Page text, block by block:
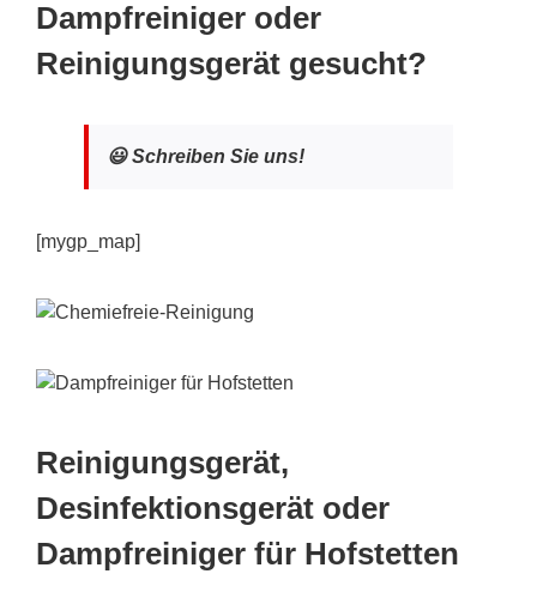
Dampfreiniger oder
Reinigungsgerät gesucht?
😃 Schreiben Sie uns!
[mygp_map]
Reinigungsgerät,
Desinfektionsgerät oder
Dampfreiniger für Hofstetten